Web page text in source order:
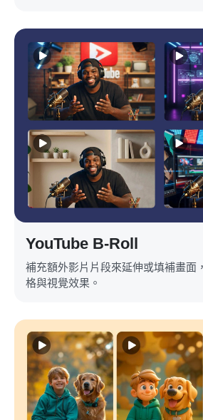
YouTube B-Roll
補充額外影片片段來延伸或填補畫面
格與視覺效果。